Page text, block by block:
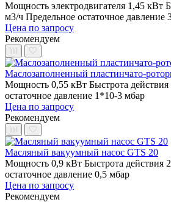
Мощность электродвигателя 1,45 кВт
м3/ч Предельное остаточное давление
Цена по запросу
Рекомендуем
Маслозаполненный пластинчато-
Мощность 0,55 кВт Быстрота
остаточное давление 1*10-3 мбар
Цена по запросу
Рекомендуем
Масляный вакуумный насос GTS 20
Мощность 0,9 кВт Быстрота действия
остаточное давление 0,5 мбар
Цена по запросу
Рекомендуем